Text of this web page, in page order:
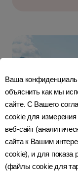
Ваша
объяснить как мы
сайте. С Вашего
cookie для измерения
веб-сайт
сайта к Вашим
cookie), и для показа
(файлы cookie для